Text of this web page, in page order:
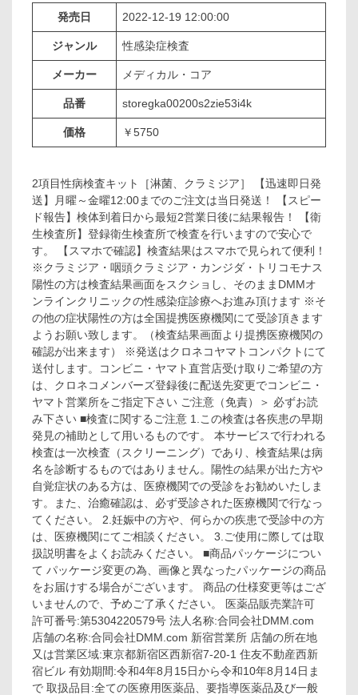
発売日 2022-12-19 12:00:00
ジャンル 性感染症検査
メーカー メディカル・コア
品番 storegka00200s2zie53i4k
価格 ￥5750
2項目性病検査キット［淋菌、クラミジア］ 【迅速即日発
送】月曜～金曜12:00までのご注文は当日発送！ 【スピー
ド報告】検体到着日から最短2営業日後に結果報告！ 【衛
生検査所】登録衛生検査所で検査を行いますので安心で
す。 【スマホで確認】検査結果はスマホで見られて便利！
※クラミジア・咽頭クラミジア・カンジダ・トリコモナス
陽性の方は検査結果画面をスクショし、そのままDMMオ
ンラインクリニックの性感染症診療へお進み頂けます ※そ
の他の症状陽性の方は全国提携医療機関にて受診頂きます
ようお願い致します。（検査結果画面より提携医療機関の
確認が出来ます） ※発送はクロネコヤマトコンパクトにて
送付します。コンビニ・ヤマト直営店受け取りご希望の方
は、クロネコメンバーズ登録後に配送先変更でコンビニ・
ヤマト営業所をご指定下さい ご注意（免責）＞ 必ずお読
み下さい ■検査に関するご注意 1.この検査は各疾患の早期
発見の補助として用いるものです。 本サービスで行われる
検査は一次検査（スクリーニング）であり、検査結果は病
名を診断するものではありません。陽性の結果が出た方や
自覚症状のある方は、医療機関での受診をお勧めいたしま
す。また、治癒確認は、必ず受診された医療機関で行なっ
てください。 2.妊娠中の方や、何らかの疾患で受診中の方
は、医療機関にてご相談ください。 3.ご使用に際しては取
扱説明書をよくお読みください。 ■商品パッケージについ
て パッケージ変更の為、画像と異なったパッケージの商品
をお届けする場合がございます。 商品の仕様変更等はござ
いませんので、予めご了承ください。 医薬品販売業許可
許可番号:第5304220579号 法人名称:合同会社DMM.com
店舗の名称:合同会社DMM.com 新宿営業所 店舗の所在地
又は営業区域:東京都新宿区西新宿7-20-1 住友不動産西新
宿ビル 有効期間:令和4年8月15日から令和10年8月14日ま
で 取扱品目:全ての医療用医薬品、要指導医薬品及び一般